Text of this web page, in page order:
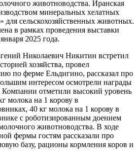
животноводства. Иранская
минеральных хелатных
для сельскохозяйственных животных.
в рамках проведения выставки
2025 года.
Николаевич Никитин встретил
хозяйства, провел
по ферме Ельдигино, рассказал про
интересом осмотрели награды
Компании отметили высокий уровень
молока на 1 корову в
40 кг молока на 1 корову в
с роботизированным доением
животноводства. В ходе
фермы гостям рассказали про
базу, рационы кормления коров и